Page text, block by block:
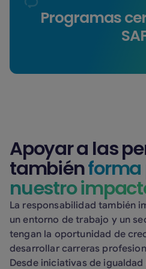
Programas
Desde 2025, apoyamos
de combustible
colaboración con Air
Apoyar a las
tambiénforma
nuestro
La responsabilidad también
un entorno de trabajo y un
tengan la oportunidad de
desarrollar carreras
Desde iniciativas de